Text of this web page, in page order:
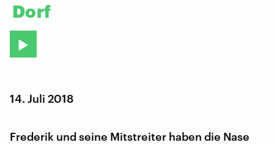
Dorf
14. Juli 2018
Frederik und seine Mitstreiter haben die Nase